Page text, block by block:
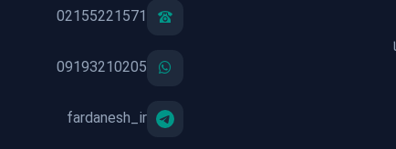
02155221571
09193210205
fardanesh_ir